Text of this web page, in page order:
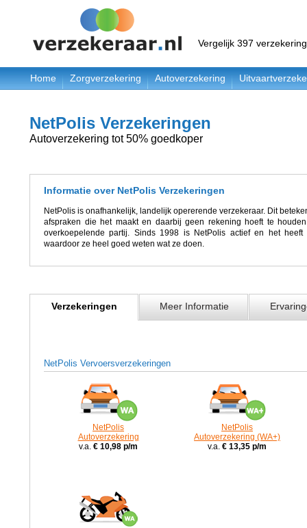
Vergelijk 397
Home Zorgverzekering Autoverzekering
NetPolis Verzekeringen
Autoverzekering tot 50% goedkoper
Informatie over NetPolis Verzekeringen
NetPolis is onafhankelijk, landelijk opererende verzekeraar. Dit
afspraken die het maakt en daarbij geen rekening hoeft te
overkoepelende partij. Sinds 1998 is NetPolis actief en het
waardoor ze heel goed weten wat ze doen.
Verzekeringen Meer Informatie
NetPolis Vervoersverzekeringen
NetPolis
Autoverzekering
v.a. € 10,98 p/m
NetPolis
Autoverzekering (WA+)
v.a. € 13,35 p/m